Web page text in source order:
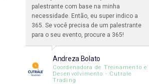
palestrante com base na minha
necessidade. Então, eu super indico a
365. Se você precisa de um palestrante
para o seu evento, procure a 365!
Andreza Bolato
Coordenadora de Treinamento e
Desenvolvimento - Cutrale
Trading